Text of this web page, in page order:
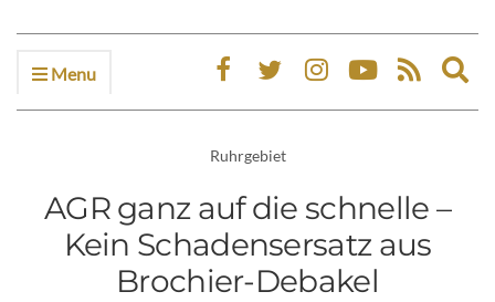
Menu
Ruhrgebiet
AGR ganz auf die schnelle –
Kein Schadensersatz aus
Brochier-Debakel